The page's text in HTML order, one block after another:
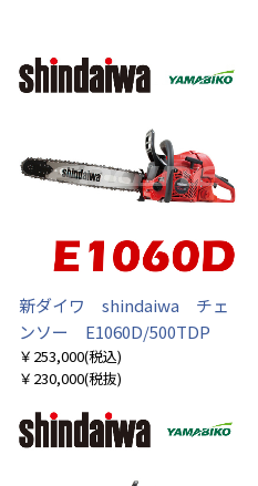
新ダイワ shindaiwa チェ
ンソー E1060D/500TDP
￥253,000(税込)
￥230,000(税抜)